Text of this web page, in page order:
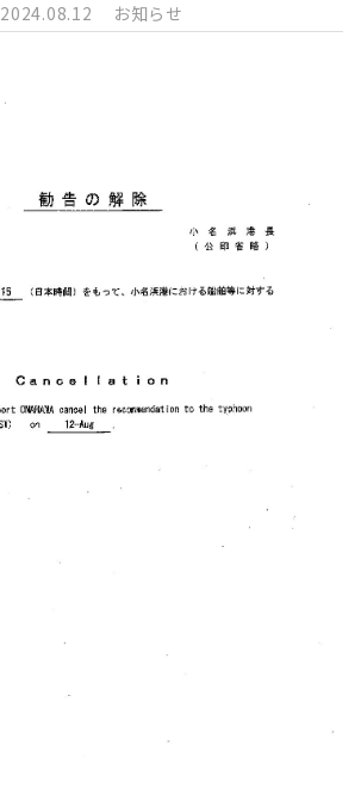
2024.08.12 お知らせ